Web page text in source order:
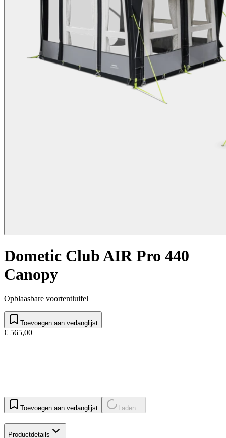
Dometic Club AIR Pro 440
Canopy
Opblaasbare voortentluifel
Toevoegen aan verlanglijst
€ 565,00
Toevoegen aan verlanglijst Laden...
Productdetails